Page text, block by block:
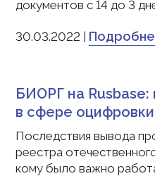
документов с 14 до 3
30.03.2022 |
БИОРГ на
в сфере
Последствия вывода
реестра
кому было важно